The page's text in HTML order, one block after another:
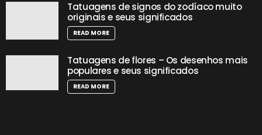
Tatuagens de signos do zodíaco muito
originais e seus significados
READ MORE
Tatuagens de flores – Os desenhos mais
populares e seus significados
READ MORE